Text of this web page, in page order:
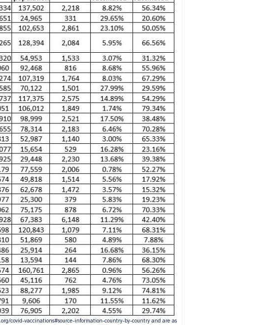
covid-vaccinations#source-information-country-by-country and are as